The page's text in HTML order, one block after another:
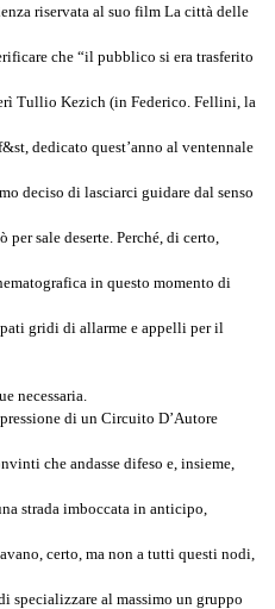
riservata al suo film La città delle
che “il pubblico si era trasferito
Tullio Kezich (in Federico. Fellini, la
dedicato quest’anno al ventennale
deciso di lasciarci guidare dal senso
sale deserte. Perché, di certo,
in questo momento di
gridi di allarme e appelli per il
necessaria.
di un Circuito D’Autore
che andasse difeso e, insieme,
strada imboccata in anticipo,
certo, ma non a tutti questi nodi,
specializzare al massimo un gruppo